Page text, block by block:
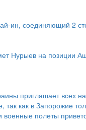
ин, соединяющий 2
Нурыев на
приглашает
так как в Запорожие
полеты